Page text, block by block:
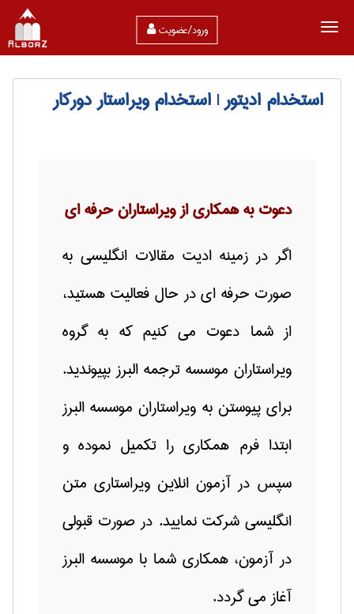
ورود/عضویت
استخدام ادیتور | استخدام ویراستار دورکار
دعوت به همکاری از ویراستاران حرفه ای
اگر در زمینه ادیت مقالات انگلیسی به
صورت حرفه ای در حال فعالیت هستید،
از شما دعوت می کنیم که به گروه
ویراستاران موسسه ترجمه البرز بپیوندید.
برای پیوستن به ویراستاران موسسه البرز
ابتدا فرم همکاری را تکمیل نموده و
سپس در آزمون انلاین ویراستاری متن
انگلیسی شرکت نمایید. در صورت قبولی
در آزمون، همکاری شما با موسسه البرز
آغاز می گردد.